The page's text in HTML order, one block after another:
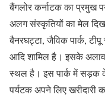
बैंगलोर कर्नाटक का
अलग संस्कृतियों का मेल
बैनरघट्टा, जैविक पार्क,
आदि शामिल है। इसके
स्थल है। इस पार्क में सड़क के
पर्यटक अपने लिए